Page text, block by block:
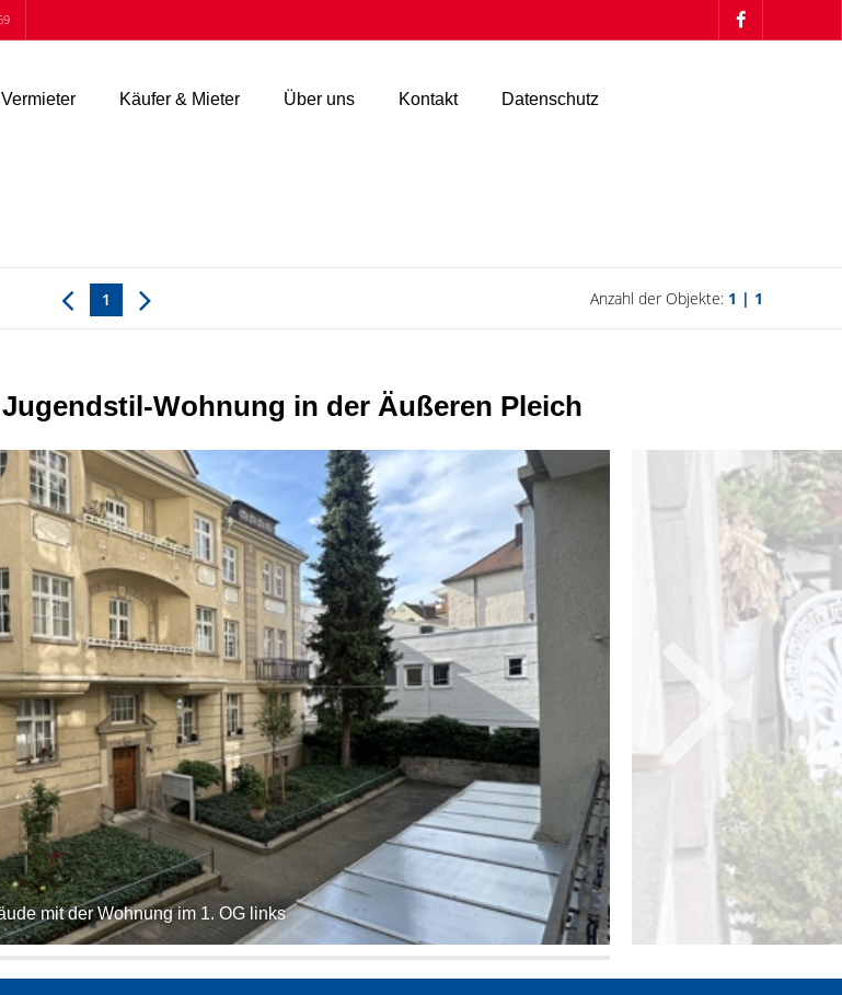
Käufer & Mieter Über uns Kontakt Datenschutz
1 Anzahl der Objekte: 1 | 1
Jugendstil-Wohnung in der Äußeren Pleich
mit der Wohnung im 1. OG links